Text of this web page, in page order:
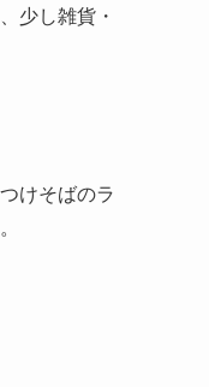
少し雑貨・
けそばのラ